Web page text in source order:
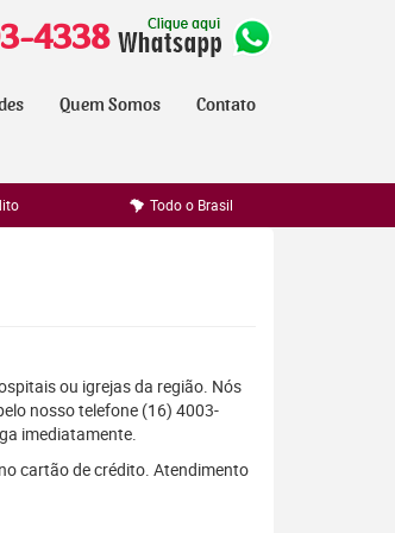
4338
Quem Somos Contato
Todo o Brasil
ou igrejas da região. Nós
nosso telefone (16) 4003-
imediatamente.
cartão de crédito. Atendimento